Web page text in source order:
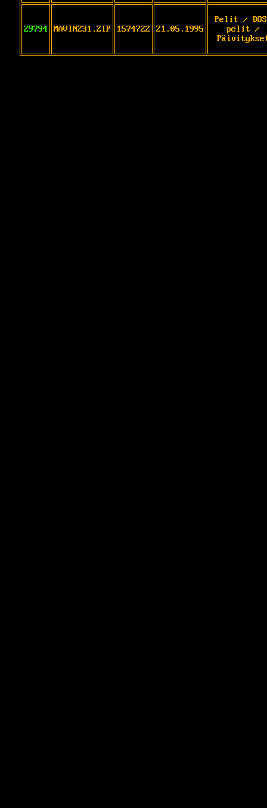
29794 MAVIN231.ZIP 1574722 21.05.1995
Pelit /
pelit /